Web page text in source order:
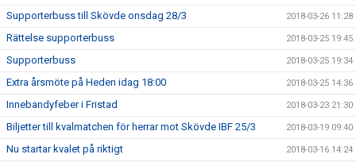
Supporterbuss till Skövde onsdag 28/3 2018-03-26 11:28
Rättelse supporterbuss 2018-03-25 19:45
Supporterbuss 2018-03-25 19:34
Extra årsmöte på Heden idag 18:00 2018-03-25 14:36
Innebandyfeber i Fristad 2018-03-23 21:30
Biljetter till kvalmatchen för herrar mot Skövde IBF 25/3 2018-03-19 09:40
Nu startar kvalet på riktigt 2018-03-16 14:24